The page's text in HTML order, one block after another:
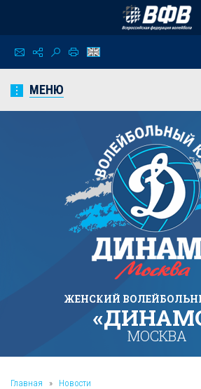
МЕНЮ
ЖЕНСКИЙ
МОСКВА
Главная » Новости